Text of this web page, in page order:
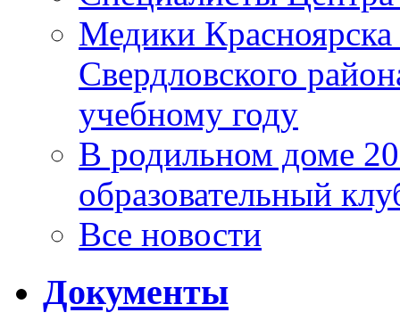
Медики
Свердловского
учебному году
В родильном доме
образовательный
Все новости
Документы